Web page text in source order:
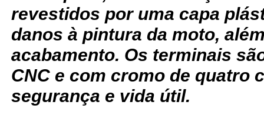
revestidos por uma capa
danos à pintura da moto,
acabamento. Os terminais
CNC e com cromo de quatro
segurança e vida útil.